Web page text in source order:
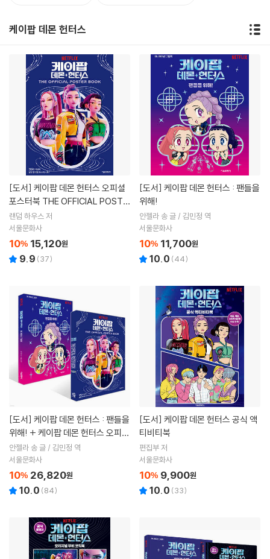
케이팝 데몬 헌터스
[도서]
포스터북 THE OFFICIAL POSTE
R BOOK
랜덤 하우스 저
서울문화사
10% 15,120원
9.9 (37)
[도서]
위해!
안젤라 송 글 / 김민정 역
서울문화사
10% 11,700원
10.0 (44)
[도서]
위해! + 케이팝 데몬 헌터스 오피셜
포스터북 THE OFFICIAL POSTE
R BOOK 세트
안젤라 송 글 / 김민정 역
서울문화사
10% 26,820원
10.0 (84)
[도서]
티비티북
편집부 저
서울문화사
10% 9,900원
10.0 (33)